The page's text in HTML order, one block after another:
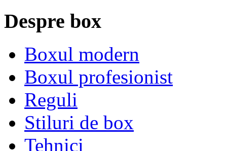
Despre box
Boxul modern
Boxul profesionist
Reguli
Stiluri de box
Tehnici